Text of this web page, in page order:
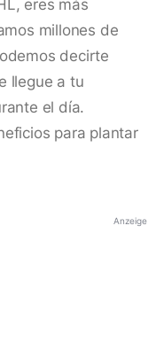
eres más
millones de
decirte
llegue a tu
el día.
para plantar
Anzeige